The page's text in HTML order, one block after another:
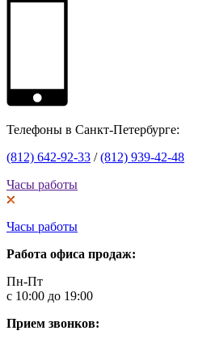
Телефоны в Санкт-Петербурге:
(812) 642-92-33 /(812) 939-42-48
Часы работы
Часы работы
Работа офиса продаж:
Пн-Пт
с 10:00 до 19:00
Прием звонков: